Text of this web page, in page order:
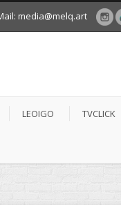
media@melq.art
LEOIGO TVCLICK